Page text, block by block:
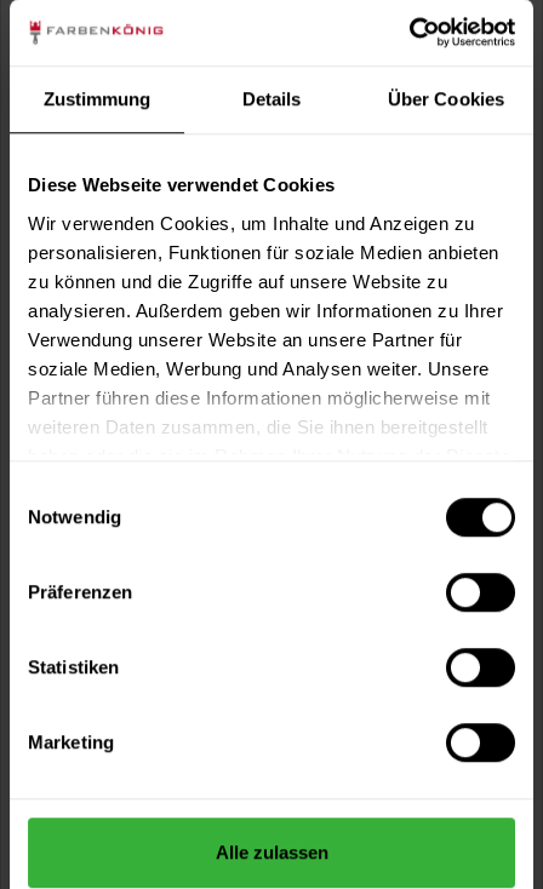
Zustimmung Details Über Cookies
Diese Webseite verwendet Cookies
Wir verwenden Cookies, um Inhalte und Anzeigen zu
personalisieren, Funktionen für soziale Medien anbieten
zu können und die Zugriffe auf unsere Website zu
analysieren. Außerdem geben wir Informationen zu Ihrer
Verwendung unserer Website an unsere Partner für
soziale Medien, Werbung und Analysen weiter. Unsere
Partner führen diese Informationen möglicherweise mit
weiteren Daten zusammen, die Sie ihnen bereitgestellt
Notwendig
Präferenzen
Statistiken
Marketing
Alle zulassen
Verbrauch berechnen
In denWarenkorb
Merken Fragen zum Artikel?
Artikel-Nr.: SI0017WEISS
Kostenloser Versand ab 60 EUR
Persönliche Beratung unter